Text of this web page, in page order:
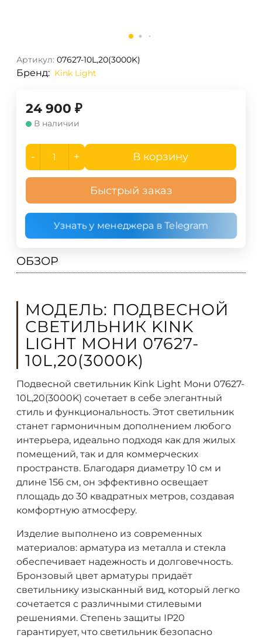
Артикул: 07627-10L,20(3000K)
Бренд: Kink Light
24 900 ₽
В наличии
- + В корзину
Быстрый заказ
Узнать у менеджера в Telegram
ОБЗОР
МОДЕЛЬ: ПОДВЕСНОЙ
СВЕТИЛЬНИК KINK
LIGHT МОНИ 07627-
10L,20(3000K)
Подвесной светильник Kink Light Мони 07627-
10L,20(3000K) сочетает в себе элегантный
стиль и функциональность. Этот светильник
станет гармоничным дополнением любого
интерьера, идеально подходя как для жилых
помещений, так и для коммерческих
пространств. Благодаря диаметру 10 см и
длине 156 см, он эффективно освещает
площадь до 30 квадратных метров, создавая
комфортную атмосферу.
Изделие выполнено из современных
материалов: арматура из металла и стекла
обеспечивает надежность и долговечность.
Бронзовый цвет арматуры придаёт
светильнику изысканный вид, который легко
сочетается с различными стилевыми
решениями. Степень защиты IP20
гарантирует, что светильник безопасно